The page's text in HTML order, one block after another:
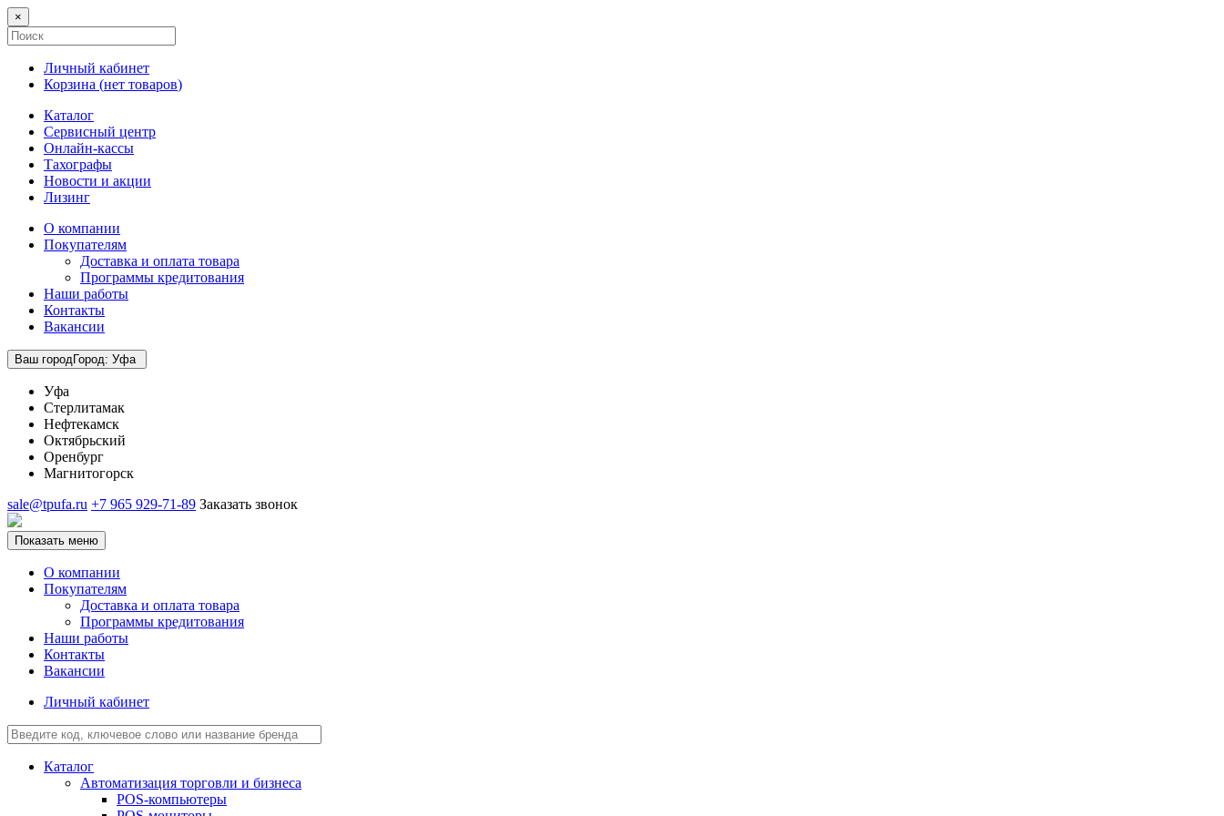
×
Личный кабинет
Корзина (нет товаров)
Каталог
Сервисный центр
Онлайн-кассы
Тахографы
Новости и акции
Лизинг
О компании
Покупателям
Доставка и оплата товара
Программы кредитования
Наши работы
Контакты
Вакансии
Ваш городГород: Уфа
Уфа
Стерлитамак
Нефтекамск
Октябрьский
Оренбург
Магнитогорск
sale@tpufa.ru +7 965 929-71-89 Заказать звонок
Показать меню
О компании
Покупателям
Доставка и оплата товара
Программы кредитования
Наши работы
Контакты
Вакансии
Личный кабинет
Каталог
Автоматизация торговли и бизнеса
POS-компьютеры